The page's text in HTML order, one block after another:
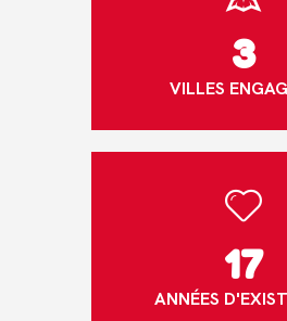
3
VILLES
17
ANNÉES